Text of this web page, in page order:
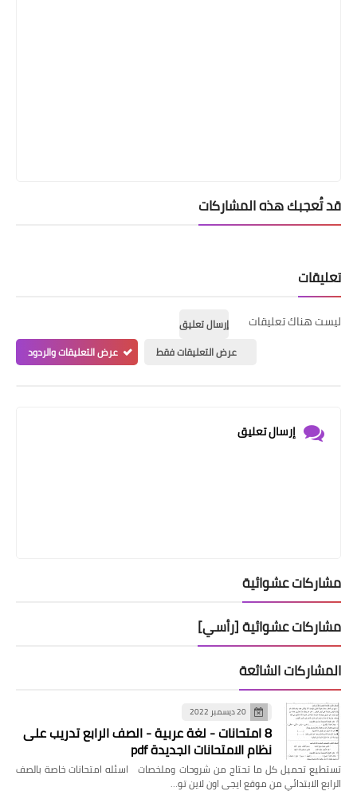
قد تُعجبك هذه المشاركات
تعليقات
ليست هناك تعليقات
إرسال تعليق
عرض التعليقات فقط
عرض التعليقات والردود
إرسال تعليق
مشاركات عشوائية
مشاركات عشوائية [رأسي]
المشاركات الشائعة
20 ديسمبر 2022
8 امتحانات - لغة عربية - الصف الرابع تدريب على
نظام الامتحانات الجديدة pdf
تستطيع تحميل كل ما تحتاج من شروحات وملخصات اسئله امتحانات خاصة بالصف
الرابع الابتدائي من موقع ايجى اون لاين تو…